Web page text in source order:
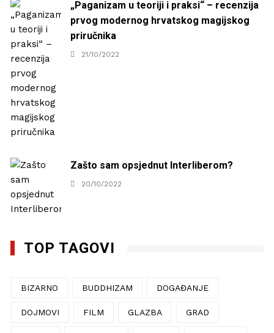
„Paganizam u teoriji i praksi“ – recenzija
prvog modernog hrvatskog magijskog
priručnika
21/10/2022
Zašto sam opsjednut Interliberom?
20/10/2022
TOP TAGOVI
BIZARNO BUDDHIZAM DOGAĐANJE
DOJMOVI FILM GLAZBA GRAD